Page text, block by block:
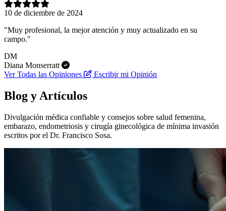
10 de diciembre de 2024
"Muy profesional, la mejor atención y muy actualizado en su
campo."
DM
Diana Monserratt
Ver Todas las Opiniones
Escribir mi Opinión
Blog y Artículos
Divulgación médica confiable y consejos sobre salud femenina,
embarazo, endometriosis y cirugía ginecológica de mínima invasión
escritos por el Dr. Francisco Sosa.